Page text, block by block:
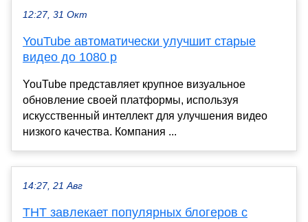
12:27, 31 Окт
YouTube автоматически улучшит старые
видео до 1080 р
YouTube представляет крупное визуальное
обновление своей платформы, используя
искусственный интеллект для улучшения видео
низкого качества. Компания ...
14:27, 21 Авг
ТНТ завлекает популярных блогеров с